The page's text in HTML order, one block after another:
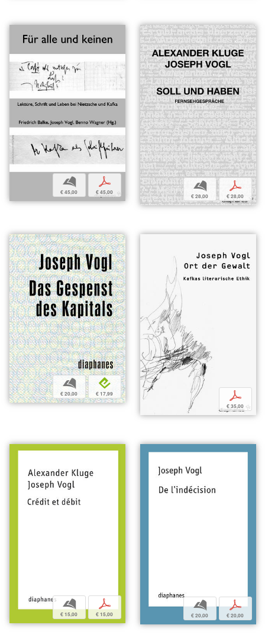
b
€ 45,00
p
€ 45,00
b
€ 28,00
p
€ 28,00
b
€ 20,00
e
€ 17,99 p
€ 35,00
b
€ 15,00
p
€ 15,00
b
€ 20,00
p
€ 20,00